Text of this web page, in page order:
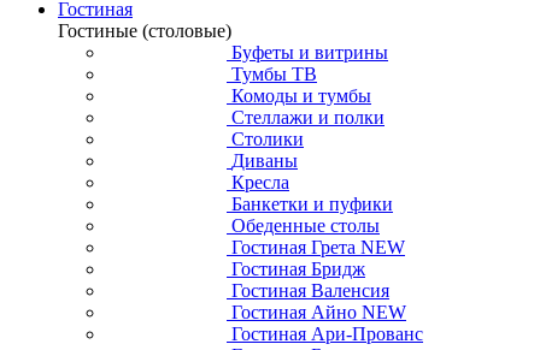
Гостиная
Гостиные (столовые)
Буфеты и витрины
Тумбы ТВ
Комоды и тумбы
Стеллажи и полки
Столики
Диваны
Кресла
Банкетки и пуфики
Обеденные столы
Гостиная Грета NEW
Гостиная Бридж
Гостиная Валенсия
Гостиная Айно NEW
Гостиная Ари-Прованс